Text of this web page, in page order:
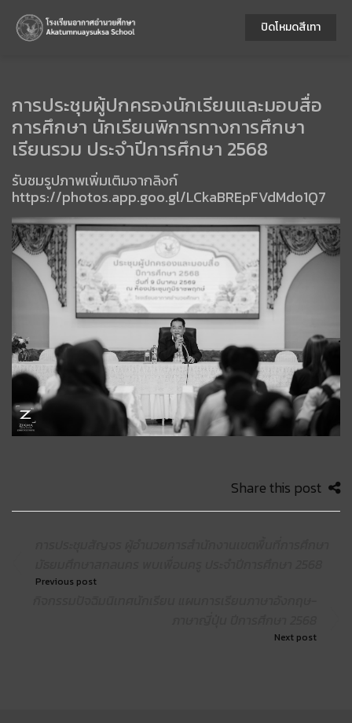
การประชุมผู้ปกครองนักเรียนและมอบสื่อ
การศึกษา นักเรียนพิการทางการศึกษา
เรียนรวม ประจำปีการศึกษา 2568
รับชมรูปภาพเพิ่มเติมจากลิงก์
https://photos.app.goo.gl/LCkaBREpFVdMdo1Q7
Share this post
Previous post
Next post
ปิดโหมดสีเทา